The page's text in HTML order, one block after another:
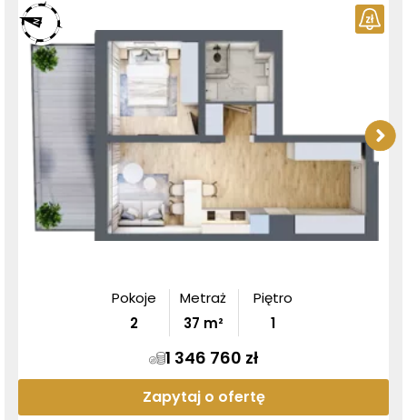
Pokoje
2
Metraż
37 m²
Piętro
1
1 346 760 zł
Zapytaj o ofertę